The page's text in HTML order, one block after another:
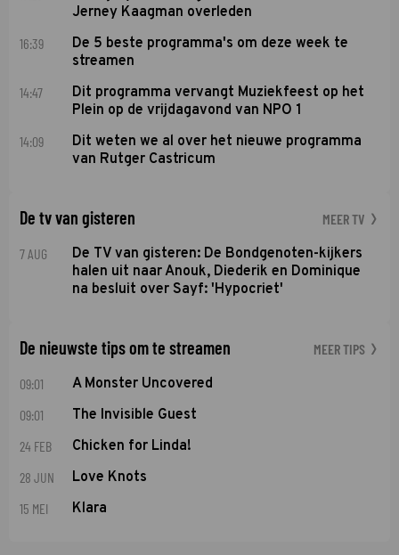
Jerney Kaagman overleden
16:39
De 5 beste programma's om deze week te
streamen
14:47
Dit programma vervangt Muziekfeest op het
Plein op de vrijdagavond van NPO 1
14:09
Dit weten we al over het nieuwe programma
van Rutger Castricum
De tv van gisteren MEER TV
7 AUG
De TV van gisteren: De Bondgenoten-kijkers
halen uit naar Anouk, Diederik en Dominique
na besluit over Sayf: 'Hypocriet'
De nieuwste tips om te streamen MEER TIPS
09:01 A Monster Uncovered
09:01 The Invisible Guest
24 FEB Chicken for Linda!
28 JUN Love Knots
15 MEI Klara